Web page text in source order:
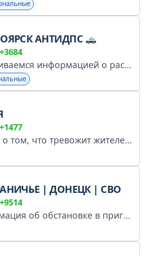
АНТИДПС
Обмениваемся информацией о расположении экипажей ГИБДД в Красноярске. Не оскорбляем гаишников. Никакой рекламы! Не флудим! Разместить рекламу в чате или связаться с админом пишите в ЛС сюда
Пишем о том, что тревожит жителей. Чат для обсуждения новостей: @lobnya_discuss Прислать новость: @lobnyabot Купить рекламу: https://telega.in/c/lobnya По всем вопросам: @andrewmamut РКН: 6105308308
| ДОНЕЦК | СВО
Информация об обстановке в приграничье. Публикация актуальных новостей, информации и объявлений.